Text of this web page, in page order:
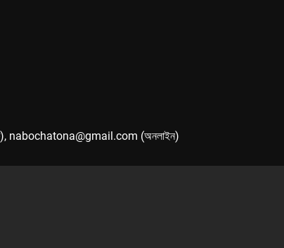
nabochatona@gmail.com (অনলাইন)